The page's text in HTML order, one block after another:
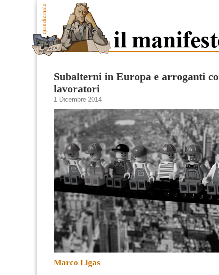
Subalterni in Europa e arroganti
lavoratori
1 Dicembre 2014
Marco Ligas